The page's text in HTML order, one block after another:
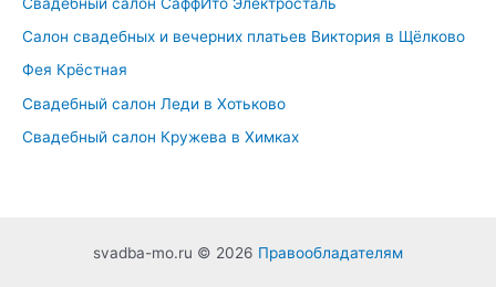
f
o
Салон свадебных и вечерних платьев Виктория в Щёлково
Фея Крёстная
Свадебный салон Леди в Хотьково
Свадебный салон Кружева в Химках
svadba-mo.ru © 2026 Правообладателям